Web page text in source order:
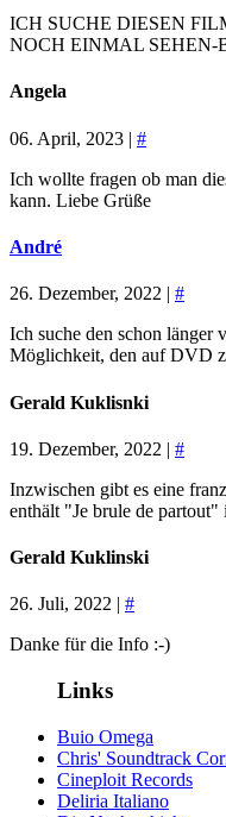
ICH SUCHE DIESEN
NOCH EINMAL SEHEN-
Angela
06. April, 2023 | #
Ich wollte fragen ob man
kann. Liebe Grüße
André
26. Dezember, 2022 | #
Ich suche den schon länger
Möglichkeit, den auf DVD
Gerald Kuklisnki
19. Dezember, 2022 | #
Inzwischen gibt es eine
enthält "Je brule de partout"
Gerald Kuklinski
26. Juli, 2022 | #
Danke für die Info :-)
Links
Buio Omega
Chris' Soundtrack
Cineploit Records
Deliria Italiano